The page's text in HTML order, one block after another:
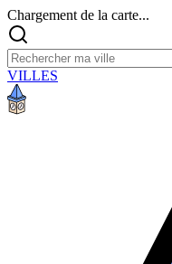
Chargement de la carte...
VILLES